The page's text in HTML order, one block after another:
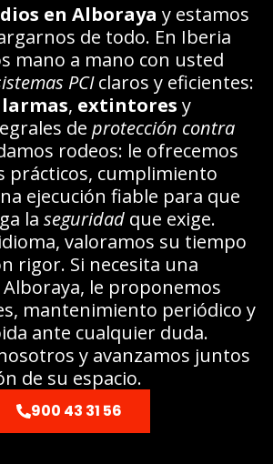
en Alboraya y estamos
de todo. En Iberia
mano a mano con usted
PCIclaros y eficientes:
, extintores y
de protección contra
rodeos: le ofrecemos
prácticos, cumplimiento
ejecución fiable para que
la seguridadque exige.
valoramos su tiempo
rigor. Si necesita una
le proponemos
mantenimiento periódico y
ante cualquier duda.
y avanzamos juntos
de su espacio.
900 43 31 56